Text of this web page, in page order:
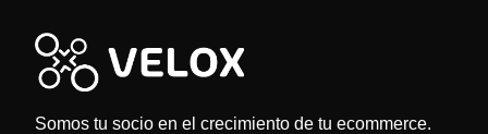
Somos tu socio en el crecimiento de tu ecommerce.